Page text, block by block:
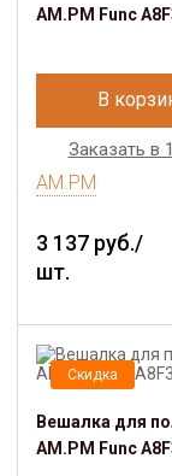
AM.PM Func
В
Заказать в
AM.PM
3 137 руб./
шт.
Скидка
Вешалка для
AM.PM Func